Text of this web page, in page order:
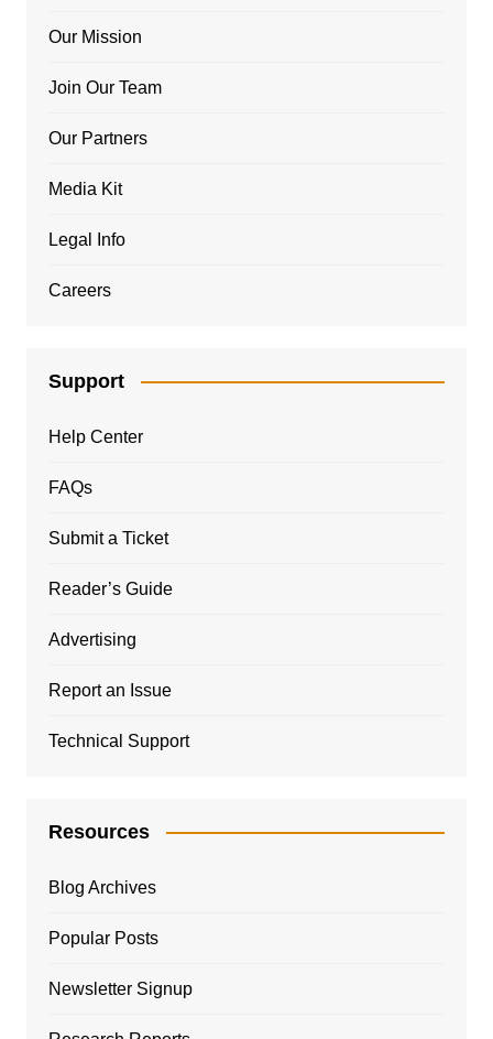
Our Mission
Join Our Team
Our Partners
Media Kit
Legal Info
Careers
Support
Help Center
FAQs
Submit a Ticket
Reader’s Guide
Advertising
Report an Issue
Technical Support
Resources
Blog Archives
Popular Posts
Newsletter Signup